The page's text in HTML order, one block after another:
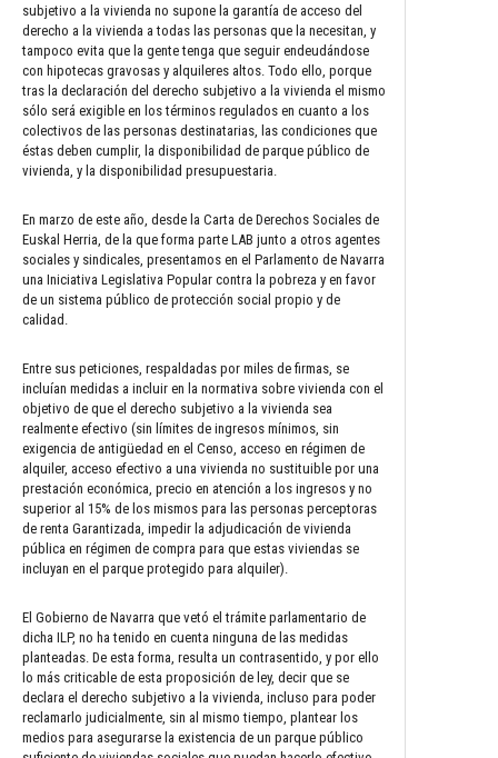
subjetivo a la vivienda no supone la garantía de acceso del
derecho a la vivienda a todas las personas que la necesitan, y
tampoco evita que la gente tenga que seguir endeudándose
con hipotecas gravosas y alquileres altos. Todo ello, porque
tras la declaración del derecho subjetivo a la vivienda el mismo
sólo será exigible en los términos regulados en cuanto a los
colectivos de las personas destinatarias, las condiciones que
éstas deben cumplir, la disponibilidad de parque público de
vivienda, y la disponibilidad presupuestaria.
En marzo de este año, desde la Carta de Derechos Sociales de
Euskal Herria, de la que forma parte LAB junto a otros agentes
sociales y sindicales, presentamos en el Parlamento de Navarra
una Iniciativa Legislativa Popular contra la pobreza y en favor
de un sistema público de protección social propio y de
calidad.
Entre sus peticiones, respaldadas por miles de firmas, se
incluían medidas a incluir en la normativa sobre vivienda con el
objetivo de que el derecho subjetivo a la vivienda sea
realmente efectivo (sin límites de ingresos mínimos, sin
exigencia de antigüedad en el Censo, acceso en régimen de
alquiler, acceso efectivo a una vivienda no sustituible por una
prestación económica, precio en atención a los ingresos y no
superior al 15% de los mismos para las personas perceptoras
de renta Garantizada, impedir la adjudicación de vivienda
pública en régimen de compra para que estas viviendas se
incluyan en el parque protegido para alquiler).
El Gobierno de Navarra que vetó el trámite parlamentario de
dicha ILP, no ha tenido en cuenta ninguna de las medidas
planteadas. De esta forma, resulta un contrasentido, y por ello
lo más criticable de esta proposición de ley, decir que se
declara el derecho subjetivo a la vivienda, incluso para poder
reclamarlo judicialmente, sin al mismo tiempo, plantear los
medios para asegurarse la existencia de un parque público